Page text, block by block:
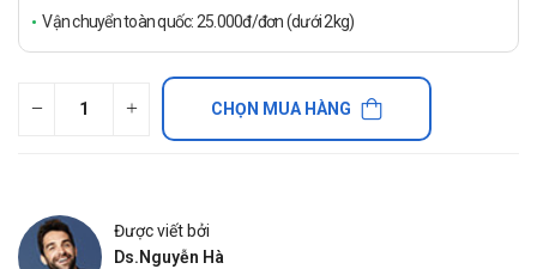
Vận chuyển toàn quốc: 25.000đ/đơn (dưới 2kg)
CHỌN MUA HÀNG
Được viết bởi
Ds.Nguyễn Hà